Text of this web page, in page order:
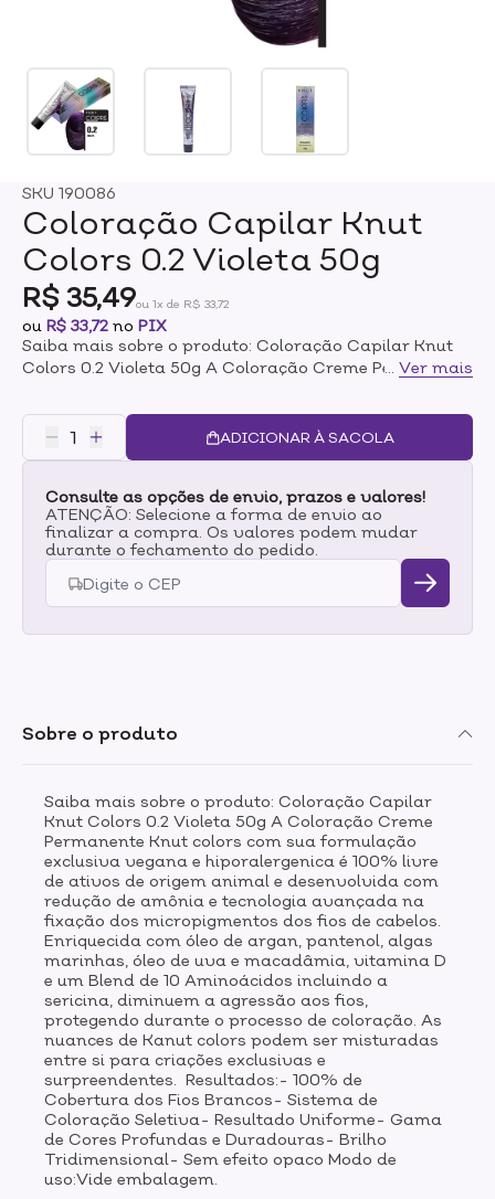
SKU 190086
Coloração Capilar Knut
Colors 0.2 Violeta 50g
R$ 35,49ou 1x de R$ 33,72
ou R$ 33,72 no PIX
Saiba mais sobre o produto: Coloração Capilar Knut
Colors 0.2 Violeta 50g A Coloração Creme Permanente
hiporalergenica é 100% livre de ativos de origem
animal e desenvolvida com redução de amônia e
tecnologia avançada na fixação dos micropigmentos
pantenol, algas marinhas, óleo de uva e macadâmia,
vitamina D e um Blend de 10 Aminoácidos incluindo a
sericina, diminuem a agressão aos fios, protegendo
durante o processo de coloração. As nuances de Kanut
colors podem ser misturadas entre si para criações
exclusivas e surpreendentes. Resultados:- 100% de
Cobertura dos Fios Brancos- Sistema de Coloração
Ver mais
ADICIONAR À SACOLA
Consulte as opções de envio, prazos e valores!
ATENÇÃO: Selecione a forma de envio ao
finalizar a compra. Os valores podem mudar
durante o fechamento do pedido.
Sobre o produto
Saiba mais sobre o produto: Coloração Capilar
Knut Colors 0.2 Violeta 50g A Coloração Creme
Permanente Knut colors com sua formulação
exclusiva vegana e hiporalergenica é 100% livre
de ativos de origem animal e desenvolvida com
redução de amônia e tecnologia avançada na
fixação dos micropigmentos dos fios de cabelos.
Enriquecida com óleo de argan, pantenol, algas
marinhas, óleo de uva e macadâmia, vitamina D
e um Blend de 10 Aminoácidos incluindo a
sericina, diminuem a agressão aos fios,
protegendo durante o processo de coloração. As
nuances de Kanut colors podem ser misturadas
entre si para criações exclusivas e
surpreendentes. Resultados:- 100% de
Cobertura dos Fios Brancos- Sistema de
Coloração Seletiva- Resultado Uniforme- Gama
de Cores Profundas e Duradouras- Brilho
Tridimensional- Sem efeito opaco Modo de
uso:Vide embalagem.